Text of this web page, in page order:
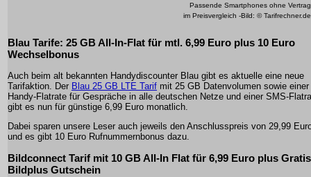
Passende Smartphones ohne Vertrag
im Preisvergleich -Bild: © Tarifrechner.de
Blau Tarife: 25 GB All-In-Flat für mtl. 6,99 Euro plus 10 Euro
Wechselbonus
Auch beim alt bekannten Handydiscounter Blau gibt es aktuelle eine neue
Tarifaktion. Der Blau 25 GB LTE Tarif mit 25 GB Datenvolumen sowie einer
Handy-Flatrate für Gespräche in alle deutschen Netze und einer SMS-
gibt es nun für günstige 6,99 Euro monatlich.
Dabei sparen unsere Leser auch jeweils den Anschlusspreis von 29,99
und es gibt 10 Euro Rufnummernbonus dazu.
Bildconnect Tarif mit 10 GB All-In Flat für 6,99 Euro plus Gratis
Bildplus Gutschein